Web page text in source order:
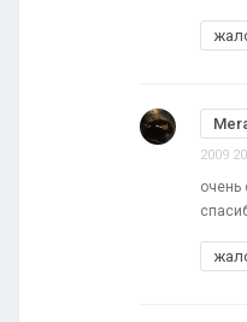
2009
очень